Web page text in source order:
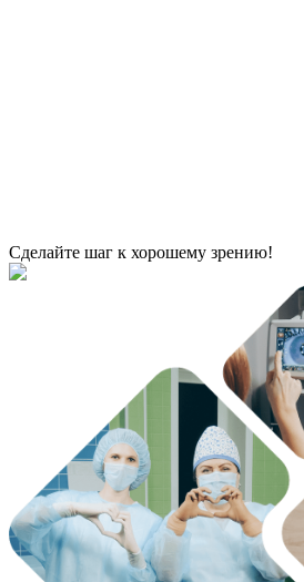
Сделайте шаг к хорошему зрению!